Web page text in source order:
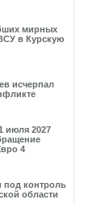
мирных
в Курскую
исчерпал
июля 2027
4
под контроль
области